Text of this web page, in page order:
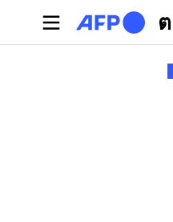
Skip to main content
Primary tabs